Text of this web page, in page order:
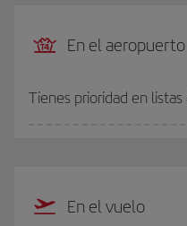
En el aeropuerto
Tienes prioridad en
En el vuelo